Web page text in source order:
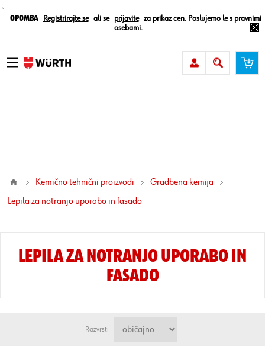
¸
Opomba Registrirajte se ali se prijavite
za prikaz cen. Poslujemo le s pravnimi
osebami.
Kemično tehnični proizvodi
Gradbena kemija
lepila za notranjo uporabo in fasado
LEPILA ZA NOTRANJO UPORABO IN
FASADO
Razvrsti